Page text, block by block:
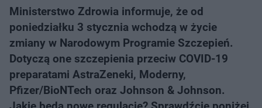
Ministerstwo Zdrowia informuje, że od
poniedziałku 3 stycznia wchodzą w życie
zmiany w Narodowym Programie Szczepień.
Dotyczą one szczepienia przeciw COVID-19
preparatami AstraZeneki, Moderny,
Pfizer/BioNTech oraz Johnson & Johnson.